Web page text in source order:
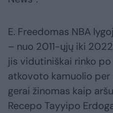
E. Freedomas NBA
– nuo 2011-ųjų iki
jis vidutiniškai rinko po
atkovoto kamuolio per
gerai žinomas kaip
Recepo Tayyipo